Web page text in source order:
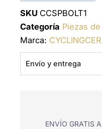
SKU CCSPBOLT1
Categoría Piezas
Marca:
Envío y entrega
ENVÍO GRATIS